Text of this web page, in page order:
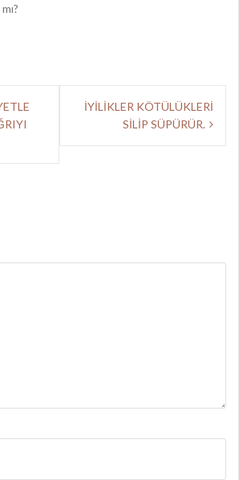
İYİLİKLER KÖTÜLÜKLERİ
SİLİP SÜPÜRÜR.